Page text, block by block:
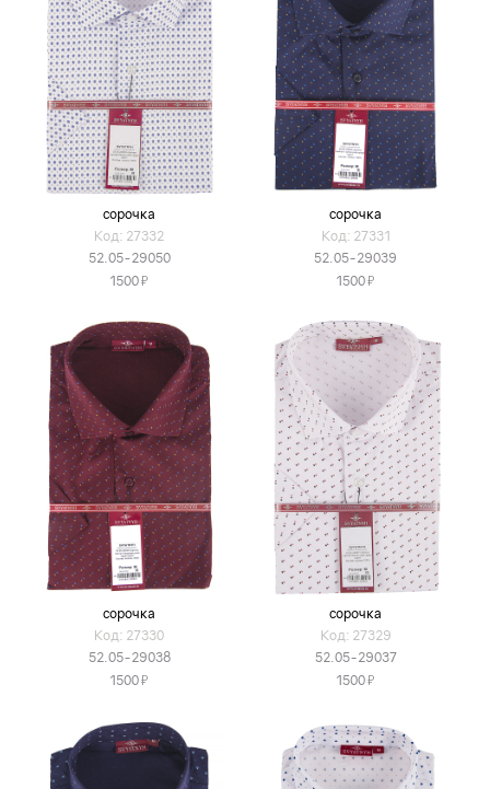
сорочка
Код: 27332
52.05-29050
1500Я
сорочка
Код: 27331
52.05-29039
1500Я
сорочка
Код: 27330
52.05-29038
1500Я
сорочка
Код: 27329
52.05-29037
1500Я